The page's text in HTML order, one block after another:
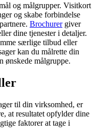
og målgrupper. Visitkort
og skabe forbindelse
Brochurergiver
dine tjenester i detaljer.
særlige tilbud eller
kan du målrette din
ønskede målgruppe.
til din virksomhed, er
at resultatet opfylder dine
faktorer at tage i